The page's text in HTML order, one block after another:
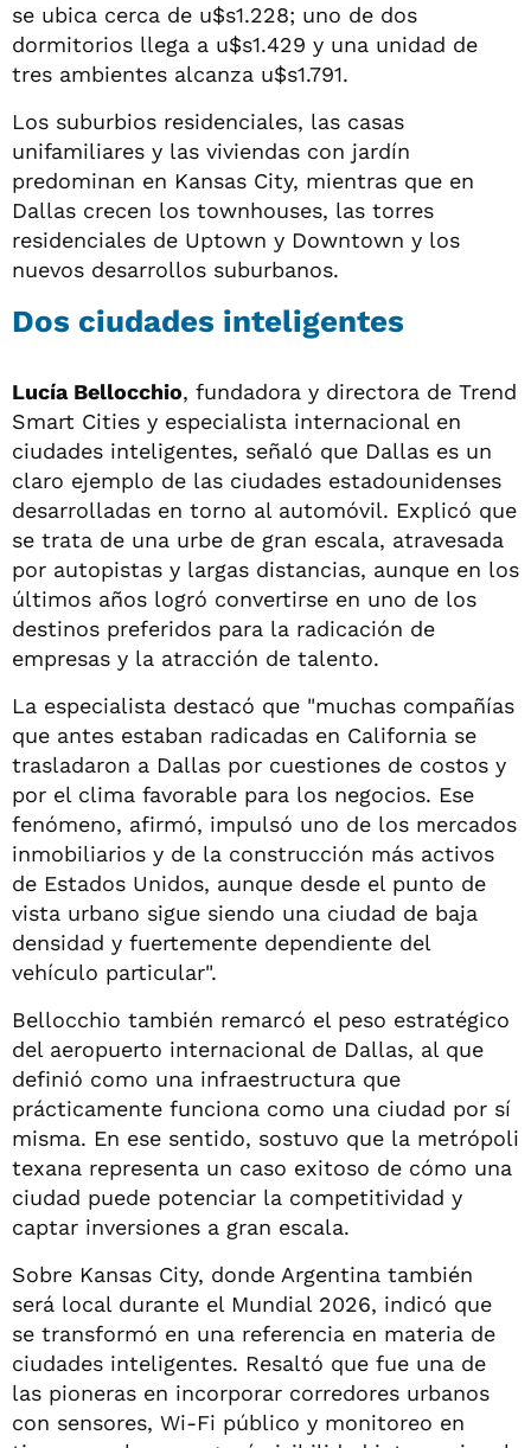
se ubica cerca de u$s1.228; uno de dos
dormitorios llega a u$s1.429 y una unidad de
tres ambientes alcanza u$s1.791.
Los suburbios residenciales, las casas
unifamiliares y las viviendas con jardín
predominan en Kansas City, mientras que en
Dallas crecen los townhouses, las torres
residenciales de Uptown y Downtown y los
nuevos desarrollos suburbanos.
Dos ciudades inteligentes
Lucía Bellocchio, fundadora y directora de Trend
Smart Cities y especialista internacional en
ciudades inteligentes, señaló que Dallas es un
claro ejemplo de las ciudades estadounidenses
desarrolladas en torno al automóvil. Explicó que
se trata de una urbe de gran escala, atravesada
por autopistas y largas distancias, aunque en los
últimos años logró convertirse en uno de los
destinos preferidos para la radicación de
empresas y la atracción de talento.
La especialista destacó que "muchas compañías
que antes estaban radicadas en California se
trasladaron a Dallas por cuestiones de costos y
por el clima favorable para los negocios. Ese
fenómeno, afirmó, impulsó uno de los mercados
inmobiliarios y de la construcción más activos
de Estados Unidos, aunque desde el punto de
vista urbano sigue siendo una ciudad de baja
densidad y fuertemente dependiente del
vehículo particular".
Bellocchio también remarcó el peso estratégico
del aeropuerto internacional de Dallas, al que
definió como una infraestructura que
prácticamente funciona como una ciudad por sí
misma. En ese sentido, sostuvo que la metrópoli
texana representa un caso exitoso de cómo una
ciudad puede potenciar la competitividad y
captar inversiones a gran escala.
Sobre Kansas City, donde Argentina también
será local durante el Mundial 2026, indicó que
se transformó en una referencia en materia de
ciudades inteligentes. Resaltó que fue una de
las pioneras en incorporar corredores urbanos
con sensores, Wi-Fi público y monitoreo en